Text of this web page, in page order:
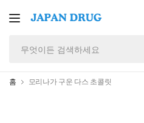
홈 모리나가 구운 다스 초콜릿